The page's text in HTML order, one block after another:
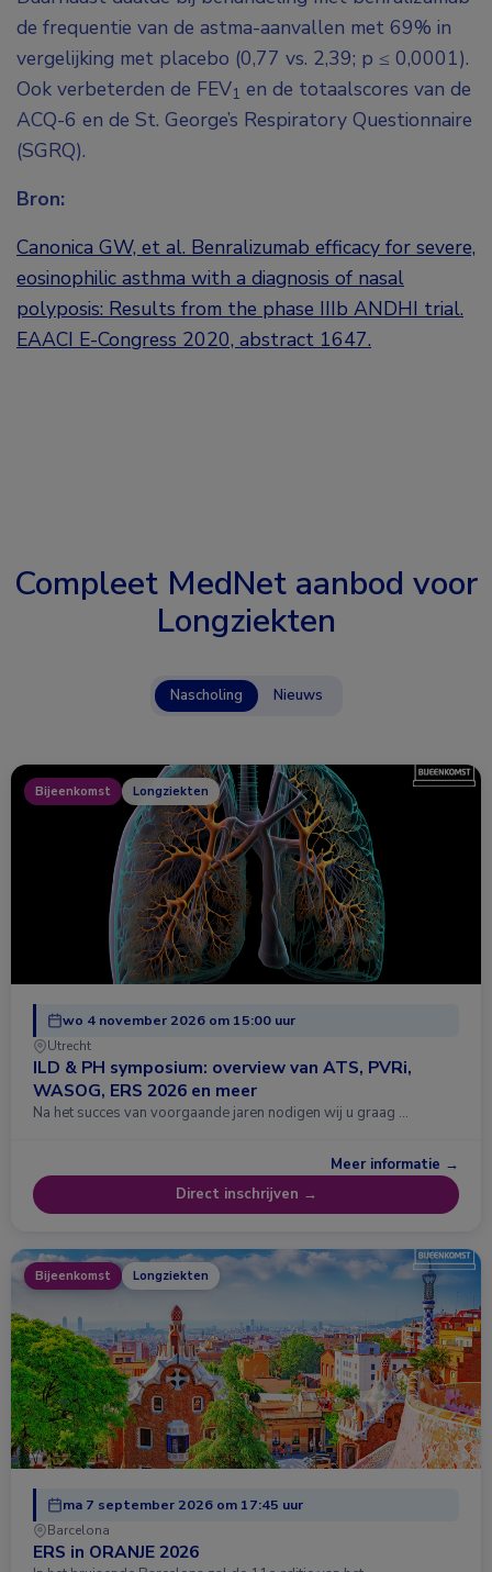
de frequentie van de astma-aanvallen met 69% in
vergelijking met placebo (0,77 vs. 2,39; p ≤ 0,0001).
Ook verbeterden de FEV1 en de totaalscores van de
ACQ-6 en de St. George’s Respiratory Questionnaire
(SGRQ).
Bron:
Canonica GW, et al. Benralizumab efficacy for severe,
eosinophilic asthma with a diagnosis of nasal
polyposis: Results from the phase IIIb ANDHI trial.
EAACI E-Congress 2020, abstract 1647.
Compleet MedNet aanbod voor
Longziekten
Nascholing Nieuws
Bijeenkomst Longziekten
wo 4 november 2026 om 15:00 uur
Utrecht
ILD & PH symposium: overview van ATS, PVRi,
WASOG, ERS 2026 en meer
Na het succes van voorgaande jaren nodigen wij u graag …
Meer informatie →
Direct inschrijven →
Bijeenkomst Longziekten
ma 7 september 2026 om 17:45 uur
Barcelona
ERS in ORANJE 2026